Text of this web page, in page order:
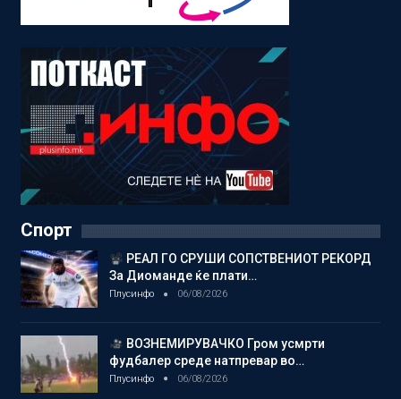
Спорт
РЕАЛ ГО СРУШИ СОПСТВЕНИОТ РЕКОРД
За Диоманде ќе плати…
Плусинфо 06/08/2026
ВОЗНЕМИРУВАЧКО Гром усмрти
фудбалер среде натпревар во…
Плусинфо 06/08/2026